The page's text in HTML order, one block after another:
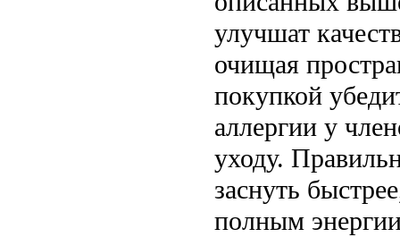
улучшат
очищая
покупкой
аллергии у
уходу.
заснуть
полным